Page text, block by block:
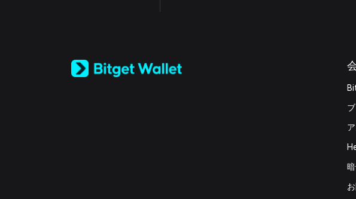
Español (Latinoamérica)